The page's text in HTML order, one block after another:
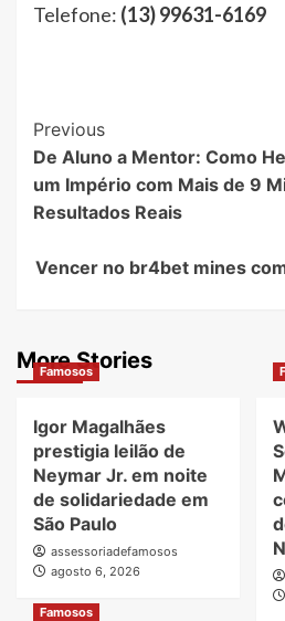
Telefone: (13) 99631-6169
Post
Navigation
Previous
De Aluno a Mentor: Como
um Império com Mais de 9
Resultados Reais
Vencer no br4bet mines
More Stories
Famosos
Igor Magalhães
prestigia leilão de
Neymar Jr. em noite
de solidariedade em
São Paulo
assessoriadefamosos
agosto 6, 2026
Famosos